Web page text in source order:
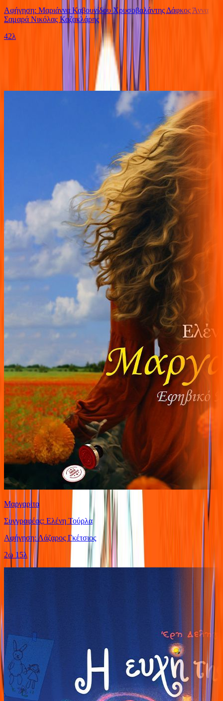
Αφήγηση: Μαριάννα Καβουνίδου Χρυσοβαλάντης Δάφκος Άννα
Σαμαρά Νικόλας Καζακλάρης
42λ
Ίδιος Αφηγητής
Μαργαρίτα
Συγγραφέας: Ελένη Τούρλα
Αφήγηση: Λάζαρος Γκέτσιος
2ω 15λ